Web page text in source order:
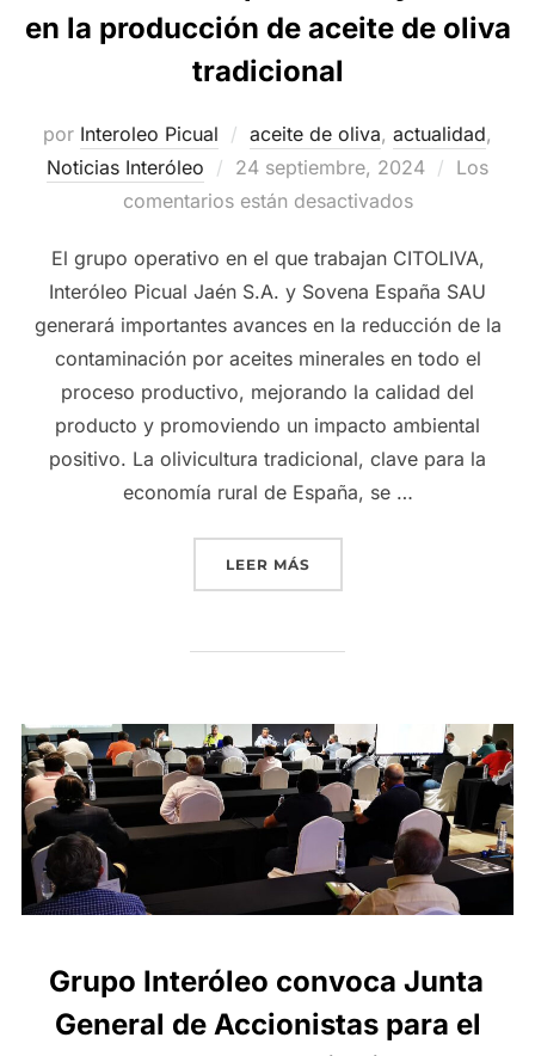
en la producción de aceite de oliva
tradicional
por Interoleo Picual aceite de oliva, actualidad,
Noticias Interóleo
Publicado
el
24 septiembre, 2024
Los
comentarios están desactivados
El grupo operativo en el que trabajan CITOLIVA,
Interóleo Picual Jaén S.A. y Sovena España SAU
generará importantes avances en la reducción de la
contaminación por aceites minerales en todo el
proceso productivo, mejorando la calidad del
producto y promoviendo un impacto ambiental
positivo. La olivicultura tradicional, clave para la
economía rural de España, se …
LEER MÁS«GRUPO INTERÓLEO
Grupo Interóleo convoca Junta
General de Accionistas para el